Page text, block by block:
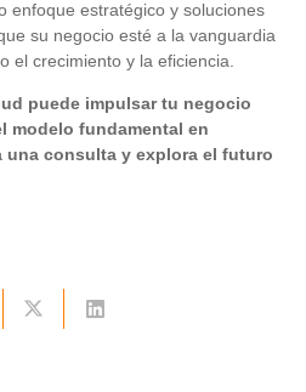
enfoque estratégico y soluciones
su negocio esté a la vanguardia
el crecimiento y la eficiencia.
puede impulsar tu negocio
modelo fundamental en
una consulta y explora el futuro